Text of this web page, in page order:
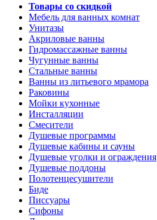
Товары со скидкой
Мебель для ванных комнат
Унитазы
Акриловые ванны
Гидромассажные ванны
Чугунные ванны
Стальные ванны
Ванны из литьевого мрамора
Раковины
Мойки кухонные
Инсталляции
Смесители
Душевые программы
Душевые кабины и сауны
Душевые уголки и ограждения
Душевые поддоны
Полотенцесушители
Биде
Писсуары
Сифоны